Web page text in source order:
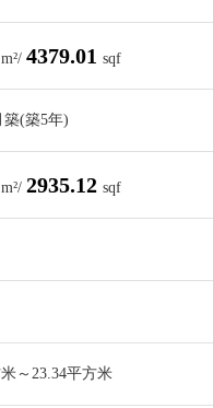
m²/ 4379.01 sqf
築(築5年)
m²/ 2935.12 sqf
～23.34平方米